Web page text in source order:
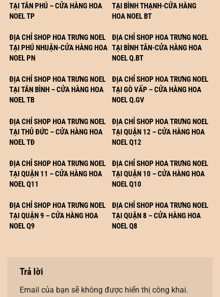
TẠI TÂN PHÚ – CỬA HÀNG HOA
NOEL TP
TẠI BÌNH THẠNH-CỬA HÀNG
HOA NOEL BT
ĐỊA CHỈ SHOP HOA TRƯNG NOEL
TẠI PHÚ NHUẬN-CỬA HÀNG HOA
NOEL PN
ĐỊA CHỈ SHOP HOA TRƯNG NOEL
TẠI BÌNH TÂN-CỬA HÀNG HOA
NOEL Q.BT
ĐỊA CHỈ SHOP HOA TRƯNG NOEL
TẠI TÂN BÌNH – CỬA HÀNG HOA
NOEL TB
ĐỊA CHỈ SHOP HOA TRƯNG NOEL
TẠI GÒ VẤP – CỬA HÀNG HOA
NOEL Q.GV
ĐỊA CHỈ SHOP HOA TRƯNG NOEL
TẠI THỦ ĐỨC – CỬA HÀNG HOA
NOEL TĐ
ĐỊA CHỈ SHOP HOA TRƯNG NOEL
TẠI QUẬN 12 – CỬA HÀNG HOA
NOEL Q12
ĐỊA CHỈ SHOP HOA TRƯNG NOEL
TẠI QUẬN 11 – CỬA HÀNG HOA
NOEL Q11
ĐỊA CHỈ SHOP HOA TRƯNG NOEL
TẠI QUẬN 10 – CỬA HÀNG HOA
NOEL Q10
ĐỊA CHỈ SHOP HOA TRƯNG NOEL
TẠI QUẬN 9 – CỬA HÀNG HOA
NOEL Q9
ĐỊA CHỈ SHOP HOA TRƯNG NOEL
TẠI QUẬN 8 – CỬA HÀNG HOA
NOEL Q8
Trả lời
Email của bạn sẽ không được hiển thị công khai.